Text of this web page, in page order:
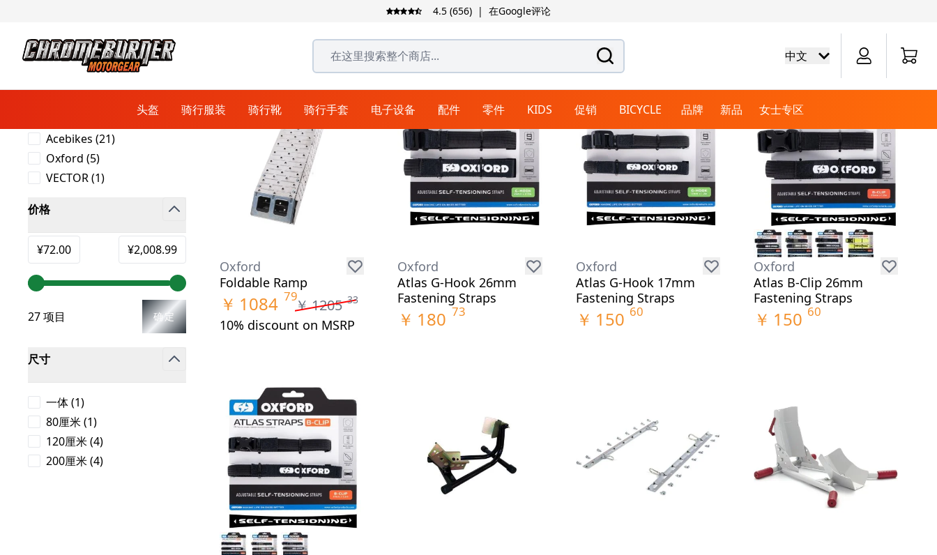
4.5 (656) | 在Google评论
中文 Cart
在这里搜索整个商店...
头盔
揭面盔 越野盔
组合盔 仿赛盔 头盔配件
头盔镜片
头盔防雾片
头盔遮阳镜片
头盔护目镜
拉力盔
骑行服装
拉力和旅行服
拉力和旅行裤
分体皮衣
越野骑行服
越野运动服
越野骑行裤
连衣帽和衬衫 装甲衬衫 膝盖和手肘磨包
巴拉克拉法帽和颈套
骑行袜子
冷却背心
骑行靴
越野靴 拉力和旅行靴 巡航靴
鞋子和运动鞋 鞋类备件
骑行手套
赛车手套 拉力和旅行手套 巡航手套
电子设备
通讯系统 导航系统
配件
保护与安全
防盗锁
运输
行李箱
软包
旅行袋和旅行包
衣物护理
周边商品
零件
排气系统 电池
刹车主缸
离合器零件 座椅 保养
KIDS 促销 BICYCLE
BICYCLE HELMETS 自行车衬衫
品牌 新品
女士专区
跳到内容
过滤器
Skip to product list
Acebikes (21products available
)
Oxford (5products available
)
VECTOR(1products available
)
价格
Minimum value
¥72.00 最大值
¥2,008.99
27 项目 确定
尺寸
一体(1products available
)
80厘米(1products available
)
120厘米(4products available
)
200厘米(4products available
)
Oxford
Foldable Ramp
￥ 1084 79
￥1205 33
10% discount on MSRP
Oxford
Atlas G-Hook 26mm
Fastening Straps
￥ 180 73
Oxford
Atlas G-Hook 17mm
Fastening Straps
￥ 150 60
Oxford
Atlas B-Clip 26mm
Fastening Straps
￥ 150 60